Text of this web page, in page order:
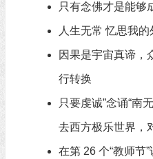
只有念佛才是能够
人生无常 忆思我的
因果是宇宙真谛，
行转换
只要虔诚”念诵“南
去西方极乐世界，
在第 26 个“教师节